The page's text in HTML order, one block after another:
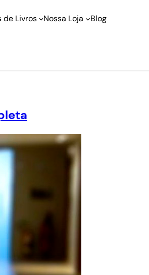
de Livros Nossa Loja Blog